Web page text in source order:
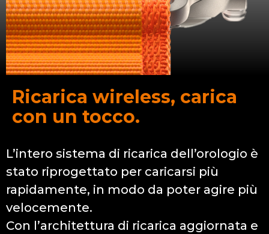
Ricarica wireless, carica
con un tocco.
L’intero sistema di ricarica dell’orologio è
stato riprogettato per caricarsi più
rapidamente, in modo da poter agire più
velocemente.
Con l’architettura di ricarica aggiornata e